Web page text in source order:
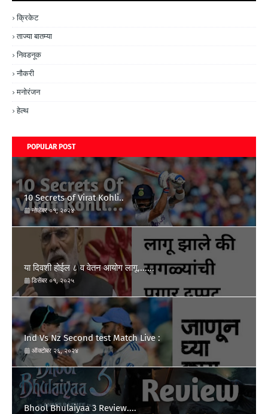
क्रिकेट
ताज्या बातम्या
निवडनूक
नौकरी
मनोरंजन
हेल्थ
POPULAR POST
10 Secrets of Virat Kohli..
नोव्हेंबर ०१, २०२४
या दिवशी होईल ८ व वेतन आयोग लागू.......
डिसेंबर ०१, २०२५
Ind Vs Nz Second test Match Live :
ऑक्टोबर २६, २०२४
Bhool Bhulaiyaa 3 Review....